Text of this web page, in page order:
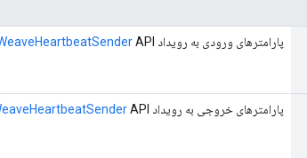
پارامترهای ورودی به رویداد API.
پارامترهای خروجی به رویداد API.